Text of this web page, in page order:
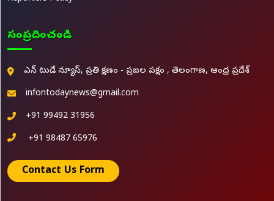
సంప్రదించండి
ఎన్ టుడే న్యూస్, ప్రతి క్షణం - ప్రజల పక్షం , తెలంగాణ, ఆంధ్ర ప్రదేశ్
infontodaynews@gmail.com
+91 99492 31956
+91 98487 65976
Contact Us Form